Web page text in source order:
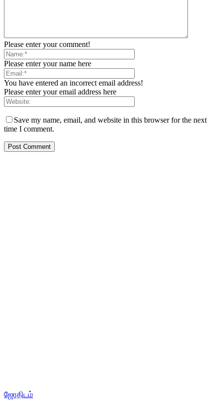
Please enter your comment!
Please enter your name here
You have entered an incorrect email address!
Please enter your email address here
Save my name, email, and website in this browser for the next
time I comment.
ஜோதிடம்